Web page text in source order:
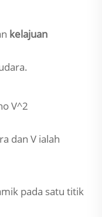
kelajuan
V^2
dan V ialah
pada satu titik